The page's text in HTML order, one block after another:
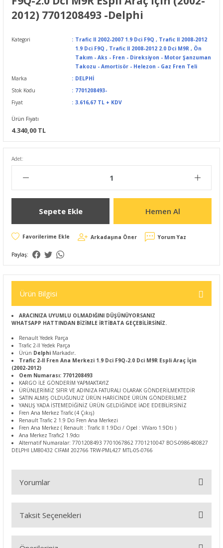
2012) 7701208493 -Delphi
Kategori Trafic II 2002-2007 1.9 Dci F9Q , Trafic II 2008-2012
1.9 Dci F9Q , Trafic II 2008-2012 2.0 Dci M9R , Ön
Takım - Aks - Fren - Direksiyon - Motor Şanzuman
Takozu - Amortisör - Helezon - Gaz Fren Teli
Marka
DELPHİ
Stok Kodu
7701208493-
Fiyat
3.616,67 TL + KDV
Ürün Fiyatı
4.340,00 TL
Adet:
Sepete Ekle Hemen Al
Arkadaşına Öner Yorum Yaz
Paylaş:
Ürün Bilgisi
ARACINIZA UYUMLU OLMADIĞINI DÜŞÜNÜYORSANIZ
WHATSAPP HATTINDAN BİZİMLE İRTİBATA GEÇEBİLİRSİNİZ.
Renault Yedek Parça
Trafic 2-II Yedek Parça
Ürün Delphi Markadır.
Trafic 2-II Fren Ana Merkezi 1.9 Dci F9Q-2.0 Dci M9R Espli Araç İçin
(2002-2012)
Oem Numarası: 7701208493
KARGO İLE GÖNDERİM YAPMAKTAYIZ
ÜRÜNLERİMİZ SIFIR VE ADINIZA FATURALI OLARAK GÖNDERİLMEKTEDİR
SATIN ALMIŞ OLDUĞUNUZ ÜRÜN HARİCİNDE ÜRÜN GÖNDERİLMEZ
YANLIŞ YADA İSTEMEDİĞİNİZ ÜRÜN GELDİĞİNDE İADE EDEBİLİRSİNİZ
Fren Ana Merkez Trafic (4 Çıkış)
Renault Trafic 2 1.9 Dci Fren Ana Merkezi
Fren Ana Merkez ( Renault : Trafic II 1.9Dci / Opel : VIVaro 1.9Dti )
Ana Merkez Trafıc2 1.9dcı
Alternatif Numaralar: 7701208493 7701067862 7701210047 BOS-0986480827
DELPHI LM80432 CIFAM 202766 TRW-PML427 MTL-05-0766
Yorumlar
Bu ürüne ilk yorumu siz yapın!
Taksit Seçenekleri